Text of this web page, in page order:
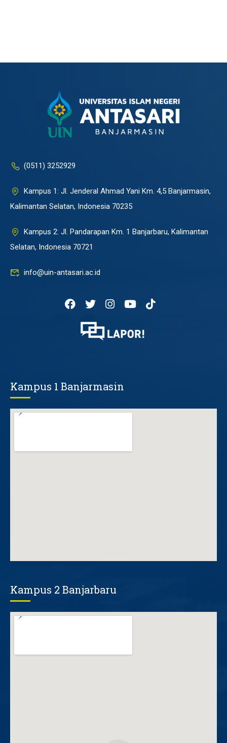
(0511) 3252929
Kampus 1: Jl. Jenderal Ahmad Yani Km. 4,5 Banjarmasin,
Kalimantan Selatan, Indonesia 70235
Kampus 2: Jl. Pandarapan Km. 1 Banjarbaru, Kalimantan
Selatan, Indonesia 70721
info@uin-antasari.ac.id
Kampus 1 Banjarmasin
Kampus 2 Banjarbaru